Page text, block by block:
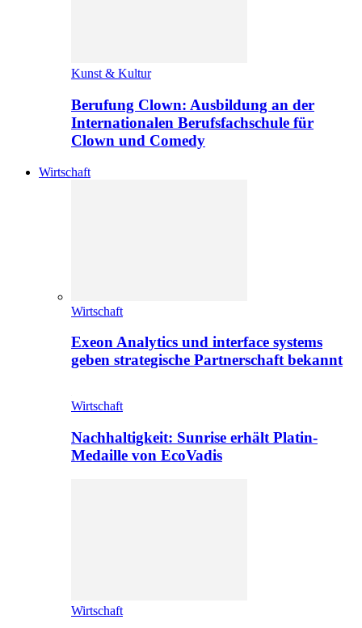
Kunst & Kultur
Berufung Clown: Ausbildung an der
Internationalen Berufsfachschule für
Clown und Comedy
Wirtschaft
Wirtschaft
Exeon Analytics und interface systems
geben strategische Partnerschaft bekannt
Wirtschaft
Nachhaltigkeit: Sunrise erhält Platin-
Medaille von EcoVadis
Wirtschaft